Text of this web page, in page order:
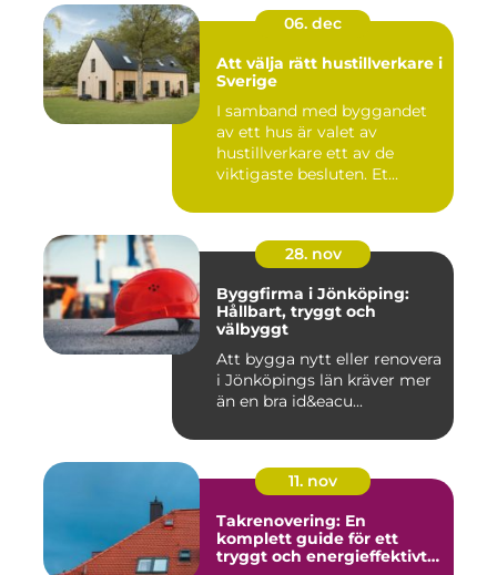
06. dec
Att välja rätt hustillverkare i
Sverige
I samband med byggandet
av ett hus är valet av
hustillverkare ett av de
viktigaste besluten. Et...
28. nov
Byggfirma i Jönköping:
Hållbart, tryggt och
välbyggt
Att bygga nytt eller renovera
i Jönköpings län kräver mer
än en bra id&eacu...
11. nov
Takrenovering: En
komplett guide för ett
tryggt och energieffektivt